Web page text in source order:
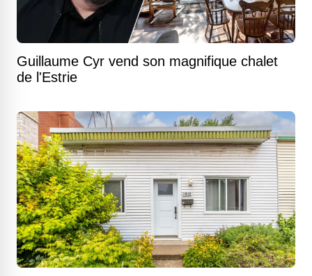
Guillaume Cyr vend son magnifique chalet
de l'Estrie